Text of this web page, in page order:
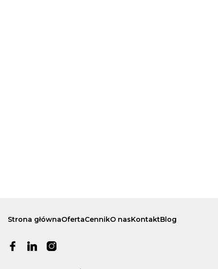
Strona głównaOfertaCennikO nasKontaktBlog